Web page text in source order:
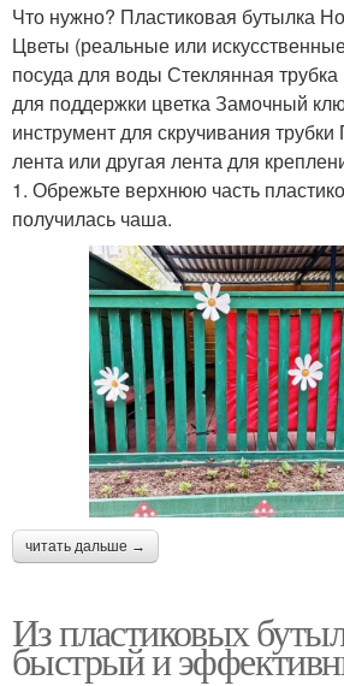
Что нужно? Пластиковая бутылка
Цветы (реальные или
посуда для воды Стеклянная трубка
для поддержки цветка Замочный
инструмент для скручивания
лента или другая лента для
1. Обрежьте верхнюю часть
получилась чаша.
читать дальше →
Из пластиковых
быстрый и